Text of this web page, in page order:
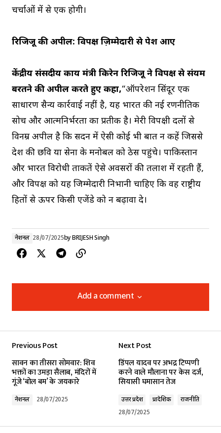
चर्चाओं में से एक होगी।
रिजिजू की अपील: विपक्ष ज़िम्मेदारी से पेश आए
केंद्रीय संसदीय कार्य मंत्री किरेन रिजिजू ने विपक्ष से संयम
बरतने की अपील करते हुए कहा,“ऑपरेशन सिंदूर एक
साधारण सैन्य कार्रवाई नहीं है, यह भारत की नई रणनीतिक
सोच और आत्मनिर्भरता का प्रतीक है। मेरी विपक्षी दलों से
विनम्र अपील है कि सदन में ऐसी कोई भी बात न कहें जिससे
देश की छवि या सेना के मनोबल को ठेस पहुंचे। पाकिस्तान
और भारत विरोधी ताकतें ऐसे अवसरों की तलाश में रहती हैं,
और विपक्ष को यह जिम्मेदारी निभानी चाहिए कि वह राष्ट्रीय
हितों से ऊपर किसी एजेंडे को न बढ़ावा दे।
नेशनल 28/07/2025byBRIJESH Singh
Add a comment
Add a comment
Required fields are marked*
Previous Post
सावन का तीसरा सोमवार: शिव
भक्तों का उमड़ा सैलाब, मंदिरों में
गूंजे ‘बोल बम’ के जयकारे
नेशनल 28/07/2025
Next Post
डिंपल यादव पर अभद्र टिप्पणी
करने वाले मौलाना पर केस दर्ज,
सियासी घमासान तेज
उत्तर प्रदेश प्रादेशिक
राजनीति
28/07/2025